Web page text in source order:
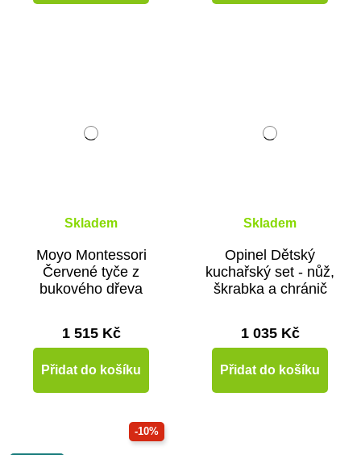
Skladem
Moyo Montessori
Červené tyče z
bukového dřeva
1 515 Kč
Přidat do košíku
Skladem
Opinel Dětský
kuchařský set - nůž,
škrabka a chránič
1 035 Kč
Přidat do košíku
-10%